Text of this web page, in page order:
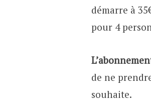
démarre à
pour 4
de ne
souhaite.